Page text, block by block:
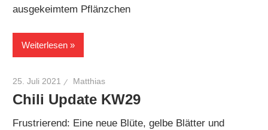
ausgekeimtem Pflänzchen
Weiterlesen
25. Juli 2021 Matthias
Chili Update KW29
Frustrierend: Eine neue Blüte, gelbe Blätter und